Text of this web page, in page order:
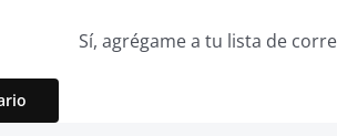
Sí, agrégame a tu lista de